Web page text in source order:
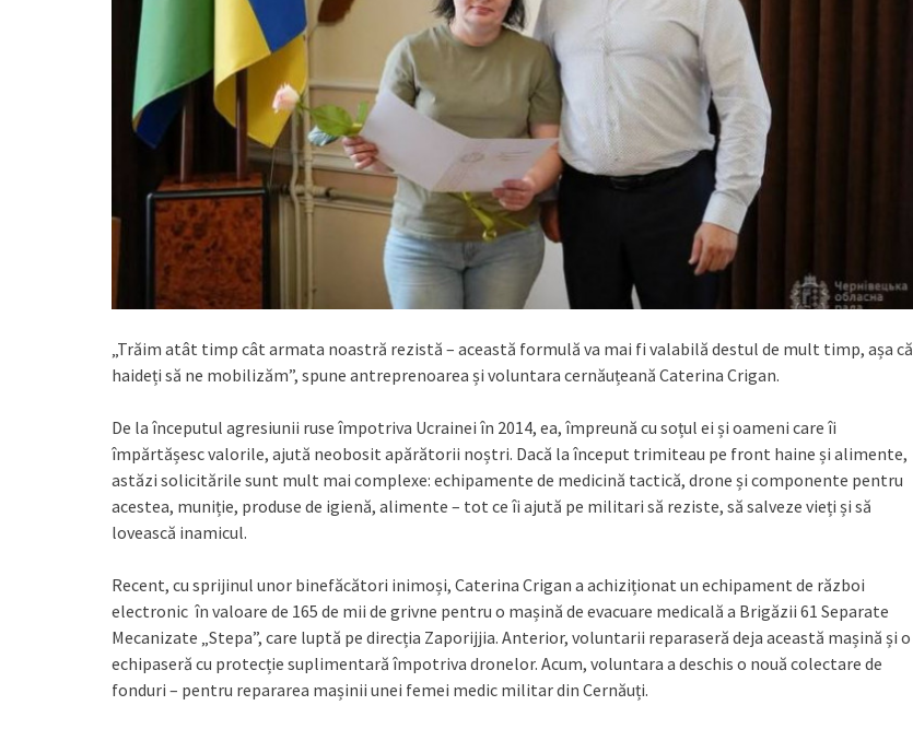
„Trăim atât timp cât armata noastră rezistă – această formulă va mai fi valabilă destul de mult timp, așa că
haideți să ne mobilizăm”, spune antreprenoarea și voluntara cernăuțeană Caterina Crigan.
De la începutul agresiunii ruse împotriva Ucrainei în 2014, ea, împreună cu soțul ei și oameni care îi
împărtășesc valorile, ajută neobosit apărătorii noștri. Dacă la început trimiteau pe front haine și alimente,
astăzi solicitările sunt mult mai complexe: echipamente de medicină tactică, drone și componente pentru
acestea, muniție, produse de igienă, alimente – tot ce îi ajută pe militari să reziste, să salveze vieți și să
lovească inamicul.
Recent, cu sprijinul unor binefăcători inimoși, Caterina Crigan a achiziționat un echipament de război
electronic în valoare de 165 de mii de grivne pentru o mașină de evacuare medicală a Brigăzii 61 Separate
Mecanizate „Stepa”, care luptă pe direcția Zaporijjia. Anterior, voluntarii reparaseră deja această mașină și o
echipaseră cu protecție suplimentară împotriva dronelor. Acum, voluntara a deschis o nouă colectare de
fonduri – pentru repararea mașinii unei femei medic militar din Cernăuți.